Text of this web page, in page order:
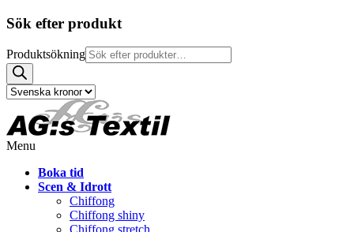
Sök efter produkt
Produktsökning
Menu
Boka tid
Scen & Idrott
Chiffong
Chiffong shiny